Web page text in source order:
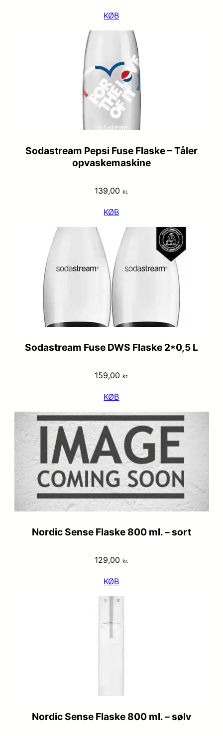
KØB
Sodastream Pepsi Fuse Flaske – Tåler
opvaskemaskine
139,00 kr.
KØB
Sodastream Fuse DWS Flaske 2*0,5 L
159,00 kr.
KØB
Nordic Sense Flaske 800 ml. – sort
129,00 kr.
KØB
Nordic Sense Flaske 800 ml. – sølv